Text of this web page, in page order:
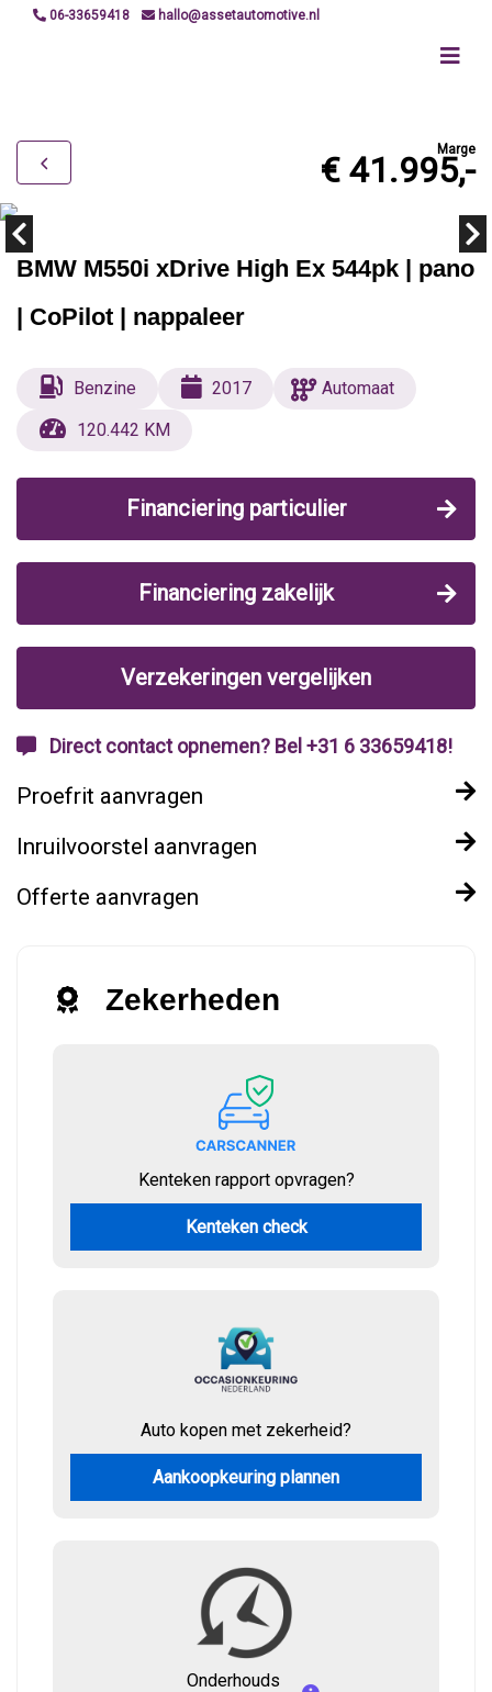
06-33659418 hallo@assetautomotive.nl
Marge
€ 41.995,-
BMW M550i xDrive High Ex 544pk | pano
| CoPilot | nappaleer
Benzine 2017
Automaat
120.442 KM
Financiering particulier
Financiering zakelijk
Verzekeringen vergelijken
Direct contact opnemen? Bel +31 6 33659418!
Proefrit aanvragen
Inruilvoorstel aanvragen
Offerte aanvragen
Zekerheden
Kenteken rapport opvragen?
Kenteken check
Auto kopen met zekerheid?
Aankoopkeuring plannen
Onderhouds